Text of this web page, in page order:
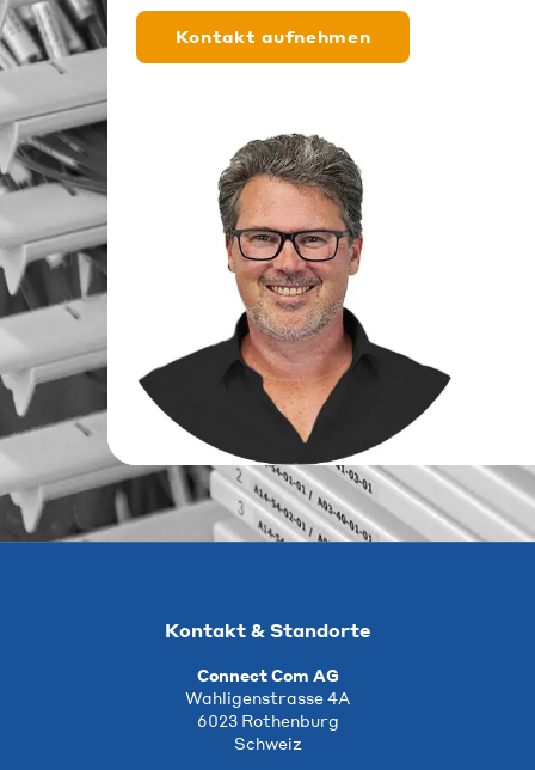
Kontakt aufnehmen
Kontakt & Standorte
Connect Com AG
Wahligenstrasse 4A
6023 Rothenburg
Schweiz